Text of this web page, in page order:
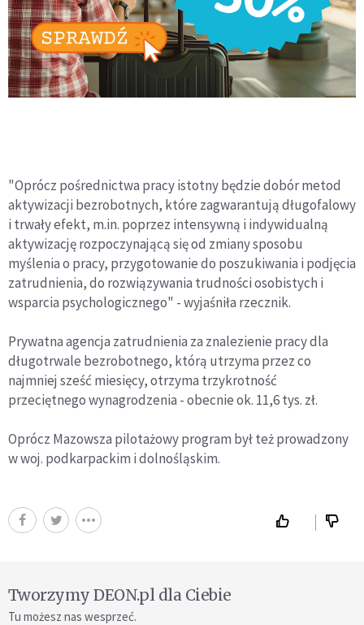
"Oprócz pośrednictwa pracy istotny będzie dobór metod
aktywizacji bezrobotnych, które zagwarantują długofalowy
i trwały efekt, m.in. poprzez intensywną i indywidualną
aktywizację rozpoczynającą się od zmiany sposobu
myślenia o pracy, przygotowanie do poszukiwania i podjęcia
zatrudnienia, do rozwiązywania trudności osobistych i
wsparcia psychologicznego" - wyjaśniła rzecznik.
Prywatna agencja zatrudnienia za znalezienie pracy dla
długotrwale bezrobotnego, którą utrzyma przez co
najmniej sześć miesięcy, otrzyma trzykrotność
przeciętnego wynagrodzenia - obecnie ok. 11,6 tys. zł.
Oprócz Mazowsza pilotażowy program był też prowadzony
w woj. podkarpackim i dolnośląskim.
Tworzymy DEON.pl dla Ciebie
Tu możesz nas wesprzeć.